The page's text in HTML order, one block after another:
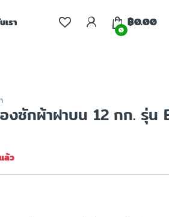
เรา
0
฿0.00
งซักผ้าฝาบน 12 กก. รุ่น
ล้ว